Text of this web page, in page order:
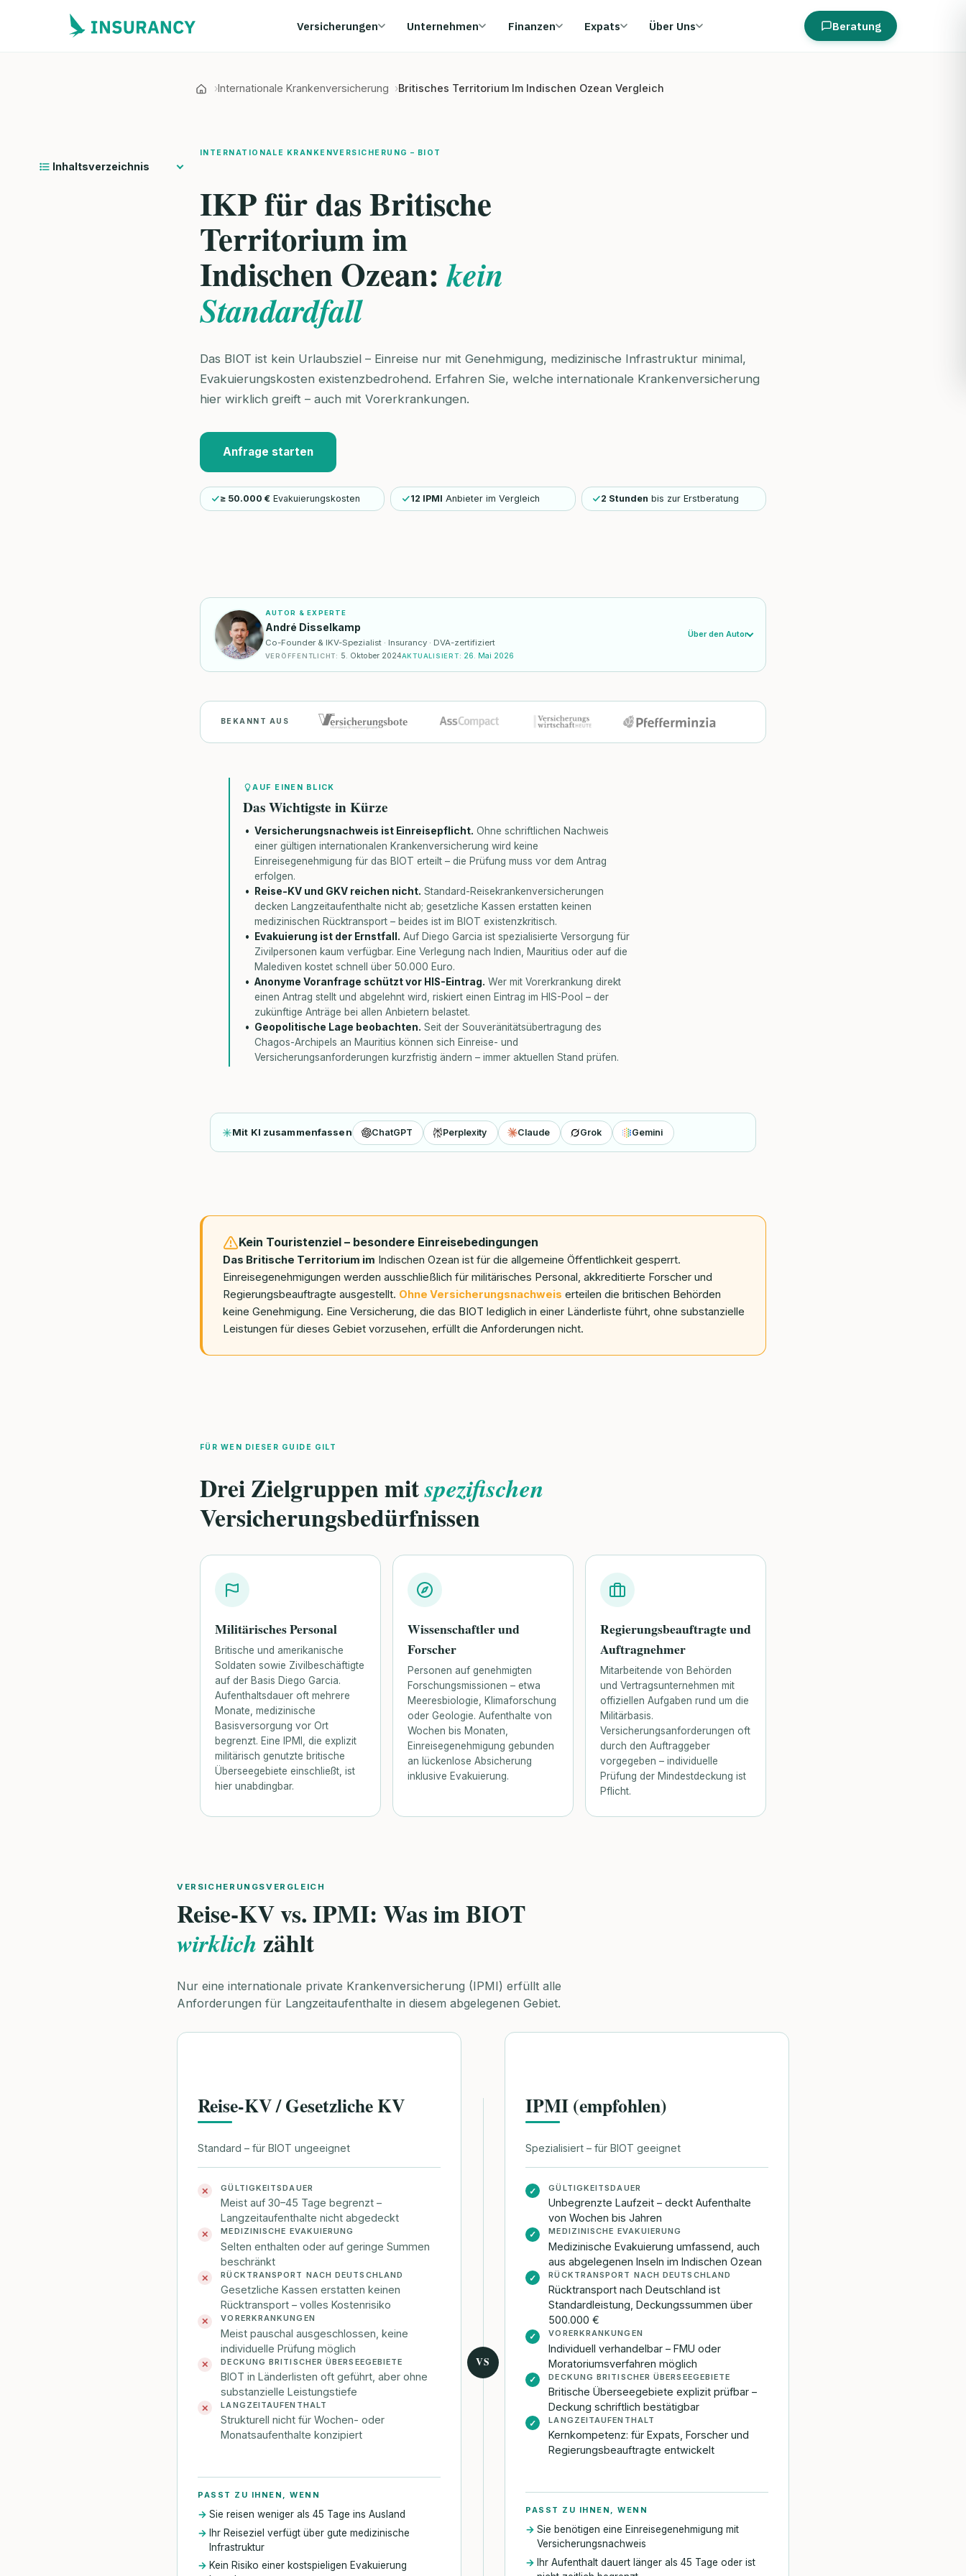
Versicherungen Unternehmen Finanzen Expats Über Uns Beratung
Internationale Krankenversicherung Britisches Territorium Im Indischen Ozean Vergleich
INTERNATIONALE KRANKENVERSICHERUNG – BIOT
IKP für das Britische
Territorium im
Indischen Ozean:kein
Standardfall
Das BIOT ist kein Urlaubsziel – Einreise nur mit Genehmigung, medizinische Infrastruktur minimal,
Evakuierungskosten existenzbedrohend. Erfahren Sie, welche internationale Krankenversicherung
hier wirklich greift – auch mit Vorerkrankungen.
Anfrage starten
≥ 50.000 € Evakuierungskosten 12 IPMI Anbieter im Vergleich 2 Stunden bis zur Erstberatung
AUTOR & EXPERTE
André Disselkamp
Co-Founder & IKV-Spezialist · Insurancy · DVA-zertifiziert
VERÖFFENTLICHT: 5. Oktober 2024AKTUALISIERT: 26. Mai 2026
Über den Autor
BEKANNT AUS
Inhaltsverzeichnis
AUF EINEN BLICK
Das Wichtigste in Kürze
Versicherungsnachweis ist Einreisepflicht. Ohne schriftlichen Nachweis
einer gültigen internationalen Krankenversicherung wird keine
Einreisegenehmigung für das BIOT erteilt – die Prüfung muss vor dem Antrag
erfolgen.
Reise-KV und GKV reichen nicht. Standard-Reisekrankenversicherungen
decken Langzeitaufenthalte nicht ab; gesetzliche Kassen erstatten keinen
medizinischen Rücktransport – beides ist im BIOT existenzkritisch.
Evakuierung ist der Ernstfall. Auf Diego Garcia ist spezialisierte Versorgung für
Zivilpersonen kaum verfügbar. Eine Verlegung nach Indien, Mauritius oder auf die
Malediven kostet schnell über 50.000 Euro.
Anonyme Voranfrage schützt vor HIS-Eintrag. Wer mit Vorerkrankung direkt
einen Antrag stellt und abgelehnt wird, riskiert einen Eintrag im HIS-Pool – der
zukünftige Anträge bei allen Anbietern belastet.
Geopolitische Lage beobachten. Seit der Souveränitätsübertragung des
Chagos-Archipels an Mauritius können sich Einreise- und
Versicherungsanforderungen kurzfristig ändern – immer aktuellen Stand prüfen.
Mit KI zusammenfassen ChatGPT Perplexity Claude Grok Gemini
Kein Touristenziel – besondere Einreisebedingungen
Das Britische Territorium im Indischen Ozean ist für die allgemeine Öffentlichkeit gesperrt.
Einreisegenehmigungen werden ausschließlich für militärisches Personal, akkreditierte Forscher und
Regierungsbeauftragte ausgestellt. Ohne Versicherungsnachweis erteilen die britischen Behörden
keine Genehmigung. Eine Versicherung, die das BIOT lediglich in einer Länderliste führt, ohne substanzielle
Leistungen für dieses Gebiet vorzusehen, erfüllt die Anforderungen nicht.
FÜR WEN DIESER GUIDE GILT
Drei Zielgruppen mitspezifischen
Versicherungsbedürfnissen
Militärisches Personal
Britische und amerikanische
Soldaten sowie Zivilbeschäftigte
auf der Basis Diego Garcia.
Aufenthaltsdauer oft mehrere
Monate, medizinische
Basisversorgung vor Ort
begrenzt. Eine IPMI, die explizit
militärisch genutzte britische
Überseegebiete einschließt, ist
hier unabdingbar.
Wissenschaftler und
Forscher
Personen auf genehmigten
Forschungsmissionen – etwa
Meeresbiologie, Klimaforschung
oder Geologie. Aufenthalte von
Wochen bis Monaten,
Einreisegenehmigung gebunden
an lückenlose Absicherung
inklusive Evakuierung.
Regierungsbeauftragte und
Auftragnehmer
Mitarbeitende von Behörden
und Vertragsunternehmen mit
offiziellen Aufgaben rund um die
Militärbasis.
Versicherungsanforderungen oft
durch den Auftraggeber
vorgegeben – individuelle
Prüfung der Mindestdeckung ist
Pflicht.
VERSICHERUNGSVERGLEICH
Reise-KV vs. IPMI: Was im BIOT
wirklich zählt
Nur eine internationale private Krankenversicherung (IPMI) erfüllt alle
Anforderungen für Langzeitaufenthalte in diesem abgelegenen Gebiet.
Reise-KV / Gesetzliche KV
Standard – für BIOT ungeeignet
✕ GÜLTIGKEITSDAUER
Meist auf 30–45 Tage begrenzt –
Langzeitaufenthalte nicht abgedeckt
✕ MEDIZINISCHE EVAKUIERUNG
Selten enthalten oder auf geringe Summen
beschränkt
✕ RÜCKTRANSPORT NACH DEUTSCHLAND
Gesetzliche Kassen erstatten keinen
Rücktransport – volles Kostenrisiko
✕ VORERKRANKUNGEN
Meist pauschal ausgeschlossen, keine
individuelle Prüfung möglich
✕ DECKUNG BRITISCHER ÜBERSEEGEBIETE
BIOT in Länderlisten oft geführt, aber ohne
substanzielle Leistungstiefe
✕ LANGZEITAUFENTHALT
Strukturell nicht für Wochen- oder
Monatsaufenthalte konzipiert
PASST ZU IHNEN, WENN
Sie reisen weniger als 45 Tage ins Ausland
Ihr Reiseziel verfügt über gute medizinische
Infrastruktur
Kein Risiko einer kostspieligen Evakuierung
VS
IPMI (empfohlen)
Spezialisiert – für BIOT geeignet
✓ GÜLTIGKEITSDAUER
Unbegrenzte Laufzeit – deckt Aufenthalte
von Wochen bis Jahren
✓ MEDIZINISCHE EVAKUIERUNG
Medizinische Evakuierung umfassend, auch
aus abgelegenen Inseln im Indischen Ozean
✓ RÜCKTRANSPORT NACH DEUTSCHLAND
Rücktransport nach Deutschland ist
Standardleistung, Deckungssummen über
500.000 €
✓ VORERKRANKUNGEN
Individuell verhandelbar – FMU oder
Moratoriumsverfahren möglich
✓ DECKUNG BRITISCHER ÜBERSEEGEBIETE
Britische Überseegebiete explizit prüfbar –
Deckung schriftlich bestätigbar
✓ LANGZEITAUFENTHALT
Kernkompetenz: für Expats, Forscher und
Regierungsbeauftragte entwickelt
PASST ZU IHNEN, WENN
Sie benötigen eine Einreisegenehmigung mit
Versicherungsnachweis
Ihr Aufenthalt dauert länger als 45 Tage oder ist